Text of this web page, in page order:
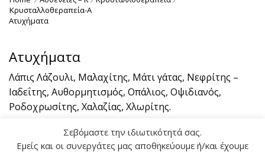
Κρυσταλλοθεραπεία-Α
Ατυχήματα
Ατυχήματα
Λάπις Λάζουλι, Μαλαχίτης, Μάτι γάτας, Νεφρίτης –
Ιαδεΐτης, Αυθορμητισμός, Οπάλιος, Οψιδιανός,
Ροδοχρωσίτης, Χαλαζίας, Χλωρίτης.
Σεβόμαστε την ιδιωτικότητά σας.
Εμείς και οι συνεργάτες μας αποθηκεύουμε ή/και έχουμε